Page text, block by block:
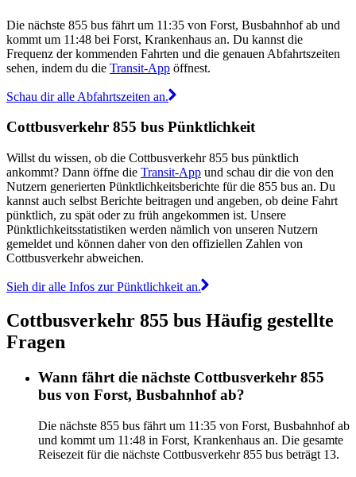
Die nächste 855 bus fährt um 11:35 von Forst, Busbahnhof ab und
kommt um 11:48 bei Forst, Krankenhaus an. Du kannst die
Frequenz der kommenden Fahrten und die genauen Abfahrtszeiten
sehen, indem du die Transit-App öffnest.
Schau dir alle Abfahrtszeiten an.
Cottbusverkehr 855 bus Pünktlichkeit
Willst du wissen, ob die Cottbusverkehr 855 bus pünktlich
ankommt? Dann öffne die Transit-App und schau dir die von den
Nutzern generierten Pünktlichkeitsberichte für die 855 bus an. Du
kannst auch selbst Berichte beitragen und angeben, ob deine Fahrt
pünktlich, zu spät oder zu früh angekommen ist. Unsere
Pünktlichkeitsstatistiken werden nämlich von unseren Nutzern
gemeldet und können daher von den offiziellen Zahlen von
Cottbusverkehr abweichen.
Sieh dir alle Infos zur Pünktlichkeit an.
Cottbusverkehr 855 bus Häufig gestellte
Fragen
Wann fährt die nächste Cottbusverkehr 855
bus von Forst, Busbahnhof ab?
Die nächste 855 bus fährt um 11:35 von Forst, Busbahnhof ab
und kommt um 11:48 in Forst, Krankenhaus an. Die gesamte
Reisezeit für die nächste Cottbusverkehr 855 bus beträgt 13.